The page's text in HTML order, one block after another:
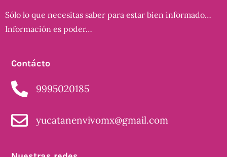
Sólo lo que necesitas saber para estar bien informado…
Información es poder…
Contácto
9995020185
yucatanenvivomx@gmail.com